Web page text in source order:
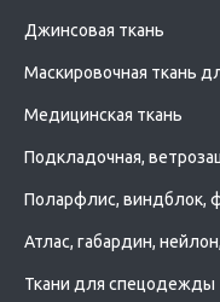
Джинсовая ткань
Маскировочная ткань
Медицинская ткань
Подкладочная,
Поларфлис, виндблок,
Атлас, габардин,
Ткани для спецодежды